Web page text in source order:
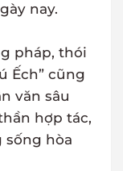
nay.
pháp, thói
Ếch” cũng
văn sâu
hợp tác,
sống hòa